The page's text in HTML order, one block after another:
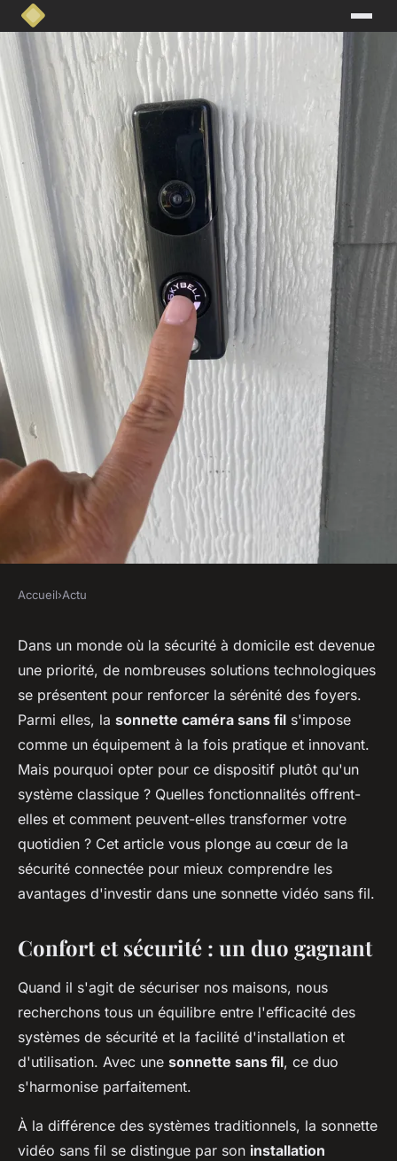
Quels sont les avantages d'une
sonnette caméra sans fil pour
la sécurité de ma maison ?
sébastien•24 décembre 2023 •2 min de lecture
Accueil›Actu
Dans un monde où la sécurité à domicile est devenue
une priorité, de nombreuses solutions technologiques
se présentent pour renforcer la sérénité des foyers.
Parmi elles, la sonnette caméra sans fil s'impose
comme un équipement à la fois pratique et innovant.
Mais pourquoi opter pour ce dispositif plutôt qu'un
système classique ? Quelles fonctionnalités offrent-
elles et comment peuvent-elles transformer votre
quotidien ? Cet article vous plonge au cœur de la
sécurité connectée pour mieux comprendre les
avantages d'investir dans une sonnette vidéo sans fil.
Confort et sécurité : un duo gagnant
Quand il s'agit de sécuriser nos maisons, nous
recherchons tous un équilibre entre l'efficacité des
systèmes de sécurité et la facilité d'installation et
d'utilisation. Avec une sonnette sans fil, ce duo
s'harmonise parfaitement.
À la différence des systèmes traditionnels, la sonnette
vidéo sans fil se distingue par son installation